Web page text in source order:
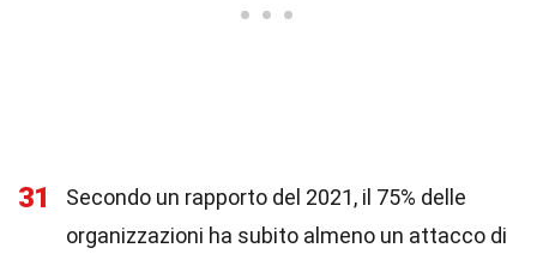
31
Secondo un rapporto del 2021, il 75% delle
organizzazioni ha subito almeno un attacco di